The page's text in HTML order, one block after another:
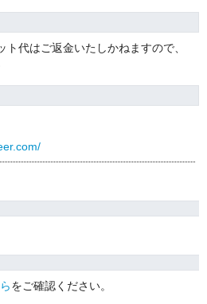
代はご返金いたしかねますので、
をご確認ください。